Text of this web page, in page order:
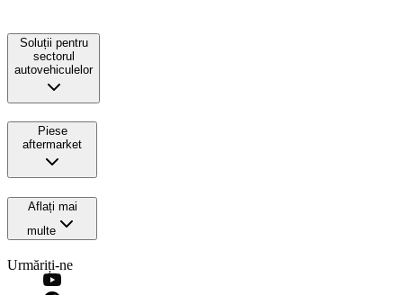
Soluții pentru
sectorul
autovehiculelor
Piese
aftermarket
Aflați mai
multe
Urmăriți-ne